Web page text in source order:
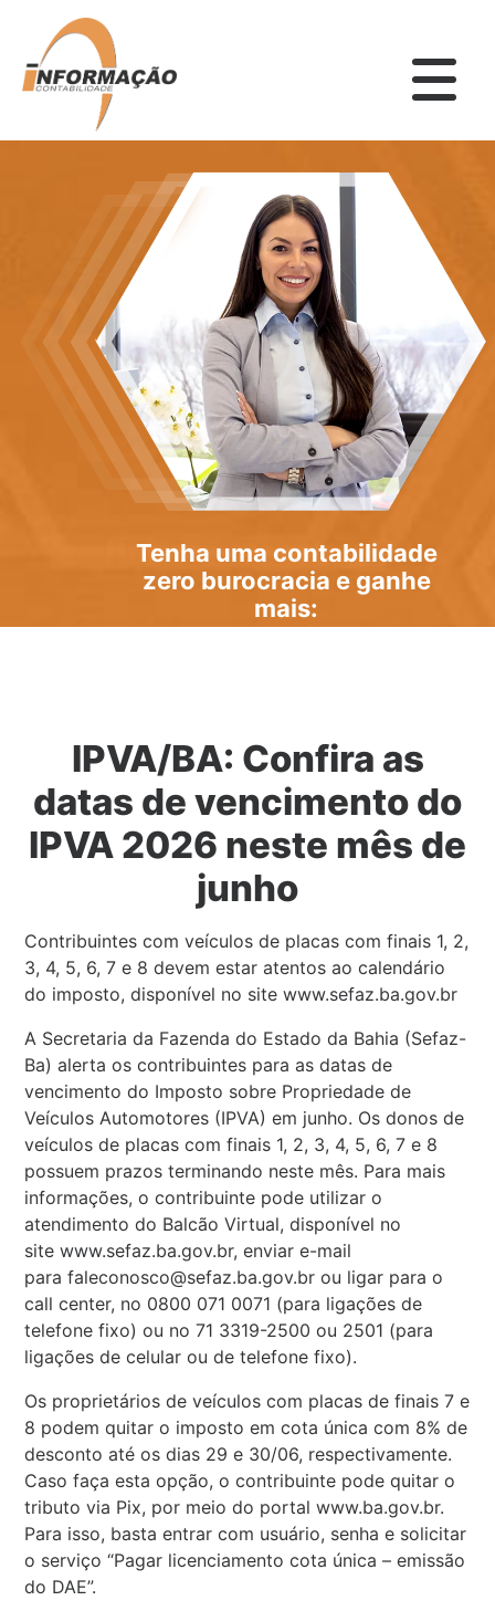
Tenha uma contabilidade
zero burocracia e ganhe
mais:
IPVA/BA: Confira as
datas de vencimento do
IPVA 2026 neste mês de
junho
Contribuintes com veículos de placas com finais 1, 2,
3, 4, 5, 6, 7 e 8 devem estar atentos ao calendário
do imposto, disponível no site www.sefaz.ba.gov.br
A Secretaria da Fazenda do Estado da Bahia (Sefaz-
Ba) alerta os contribuintes para as datas de
vencimento do Imposto sobre Propriedade de
Veículos Automotores (IPVA) em junho. Os donos de
veículos de placas com finais 1, 2, 3, 4, 5, 6, 7 e 8
possuem prazos terminando neste mês. Para mais
informações, o contribuinte pode utilizar o
atendimento do Balcão Virtual, disponível no
site www.sefaz.ba.gov.br, enviar e-mail
para faleconosco@sefaz.ba.gov.br ou ligar para o
call center, no 0800 071 0071 (para ligações de
telefone fixo) ou no 71 3319-2500 ou 2501 (para
ligações de celular ou de telefone fixo).
Os proprietários de veículos com placas de finais 7 e
8 podem quitar o imposto em cota única com 8% de
desconto até os dias 29 e 30/06, respectivamente.
Caso faça esta opção, o contribuinte pode quitar o
tributo via Pix, por meio do portal www.ba.gov.br.
Para isso, basta entrar com usuário, senha e solicitar
o serviço “Pagar licenciamento cota única – emissão
do DAE”.